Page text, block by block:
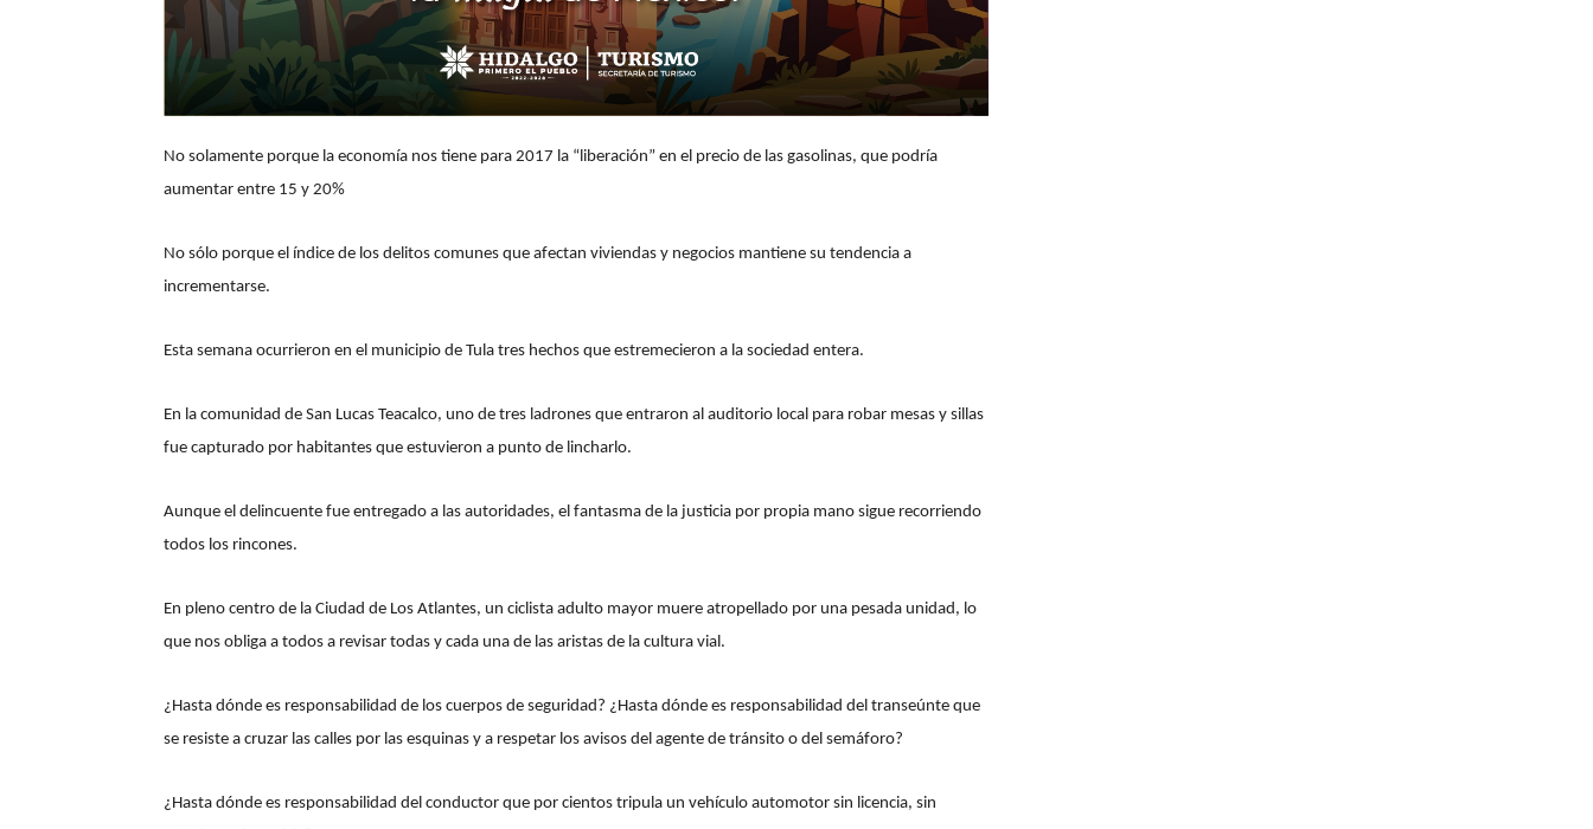
No solamente porque la economía nos tiene para 2017 la “liberación” en el precio de las gasolinas, que podría
aumentar entre 15 y 20%
No sólo porque el índice de los delitos comunes que afectan viviendas y negocios mantiene su tendencia a
incrementarse.
Esta semana ocurrieron en el municipio de Tula tres hechos que estremecieron a la sociedad entera.
En la comunidad de San Lucas Teacalco, uno de tres ladrones que entraron al auditorio local para robar mesas y sillas
fue capturado por habitantes que estuvieron a punto de lincharlo.
Aunque el delincuente fue entregado a las autoridades, el fantasma de la justicia por propia mano sigue recorriendo
todos los rincones.
En pleno centro de la Ciudad de Los Atlantes, un ciclista adulto mayor muere atropellado por una pesada unidad, lo
que nos obliga a todos a revisar todas y cada una de las aristas de la cultura vial.
¿Hasta dónde es responsabilidad de los cuerpos de seguridad? ¿Hasta dónde es responsabilidad del transeúnte que
se resiste a cruzar las calles por las esquinas y a respetar los avisos del agente de tránsito o del semáforo?
¿Hasta dónde es responsabilidad del conductor que por cientos tripula un vehículo automotor sin licencia, sin